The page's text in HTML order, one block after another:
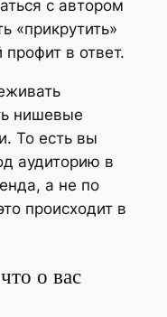
с автором
«прикрутить»
в ответ.
нишевые
То есть вы
аудиторию в
а не по
происходит в
о вас